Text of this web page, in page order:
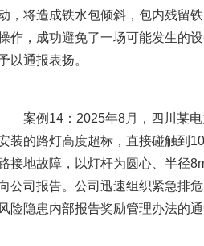
，将造成铁水包倾斜，包内残留
作，成功避免了一场可能发生的
以通报表扬。
案例14：2025年8月，四川某电
装的路灯高度超标，直接碰触到
接地故障，以灯杆为圆心、半径
公司报告。公司迅速组织紧急排
风险隐患内部报告奖励管理办法的